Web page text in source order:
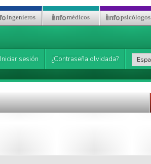
ingenieros médicos psicólogos
Iniciar sesión ¿Contraseña olvidada? País*